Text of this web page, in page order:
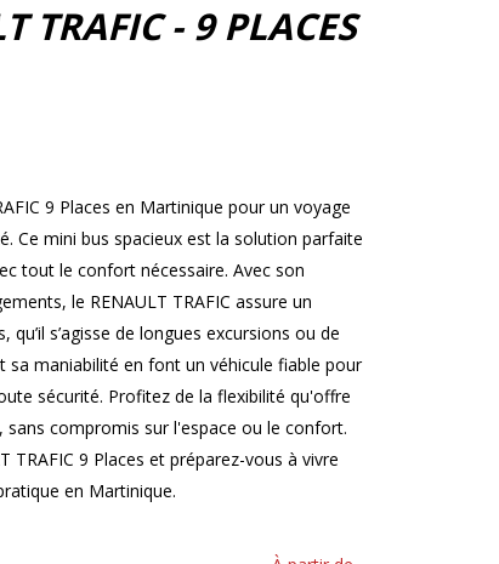
TRAFIC - 9 PLACES
9 Places en Martinique pour un voyage
Ce mini bus spacieux est la solution parfaite
tout le confort nécessaire. Avec son
le RENAULT TRAFIC assure un
s’agisse de longues excursions ou de
maniabilité en font un véhicule fiable pour
sécurité. Profitez de la flexibilité qu'offre
compromis sur l'espace ou le confort.
TRAFIC 9 Places et préparez-vous à vivre
en Martinique.